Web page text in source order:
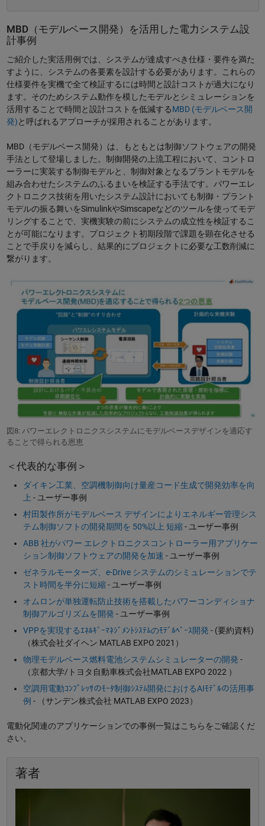
MBD（モデルベース開発）を活用した電力システム設
計事例
ご紹介した実活用例では、システムが達成すべき仕様・要件を満た
すように、システムの各要素を設計する必要があります。これらの
仕様要件を実機で全て検証するには時間と設計コストが過大になり
ます。そのためシステム動作を模したモデルとシミュレーションを
活用することで時間と設計コストを低減するMBD (モデルベース開
発)と呼ばれるアプローチが採用されることがあります。
MBD（モデルベース開発）は、もともとは制御ソフトウェアの開発
手法として登場しました。制御開発の上流工程において、コントロ
ーラーに実装する制御モデルと、制御対象となるプラントモデルを
組み合わせたシステムのふるまいを検証する手法です。パワーエレ
クトロニクス技術を用いたシステム設計においても制御・プラント
モデルの振る舞いをSimulinkやSimscapeなどのツールを使ってモデ
リングすることで、実機実験の前にシステムの成立性を検証するこ
とが可能になります。プロジェクト初期段階で課題を顕在化させる
ことで手戻りを減らし、結果的にプロジェクトに必要な工数削減に
繋がります。
図8: パワーエレクトロニクスシステムにモデルベースデザインを適応す
ることで得られる恩恵
＜代表的な事例＞
ダイキン工業、空調機制御向け量産コード生成で開発効率を向
上 - ユーザー事例
村田製作所がモデルベース デザインによりエネルギー管理シス
テム制御ソフトの開発期間を 50%以上 短縮- ユーザー事例
ABB 社がパワー エレクトロニクスコントローラー用アプリケー
ション制御ソフトウェアの開発を加速 - ユーザー事例
ゼネラルモーターズ、e-Drive システムのシミュレーションでテ
スト時間を半分に短縮- ユーザー事例
オムロンが単独運転防止技術を搭載したパワーコンディショナ
制御アルゴリズムを開発 - ユーザー事例
VPPを実現するｴﾈﾙｷﾞｰﾏﾈｼﾞﾒﾝﾄｼｽﾃﾑのﾓﾃﾞﾙﾍﾞｰｽ開発 - (要約資料)
（株式会社ダイヘン MATLAB EXPO 2021）
物理モデルベース燃料電池システムシミュレーターの開発 -
（京都大学/トヨタ自動車株式会社MATLAB EXPO 2022 ）
空調用電動ｺﾝﾌﾟﾚｯｻのﾓｰﾀ制御ｼｽﾃﾑ開発におけるAIﾓﾃﾞﾙの活用事
例 - （サンデン株式会社 MATLAB EXPO 2023）
電動化関連のアプリケーションでの事例一覧はこちらをご確認くだ
さい。
著者